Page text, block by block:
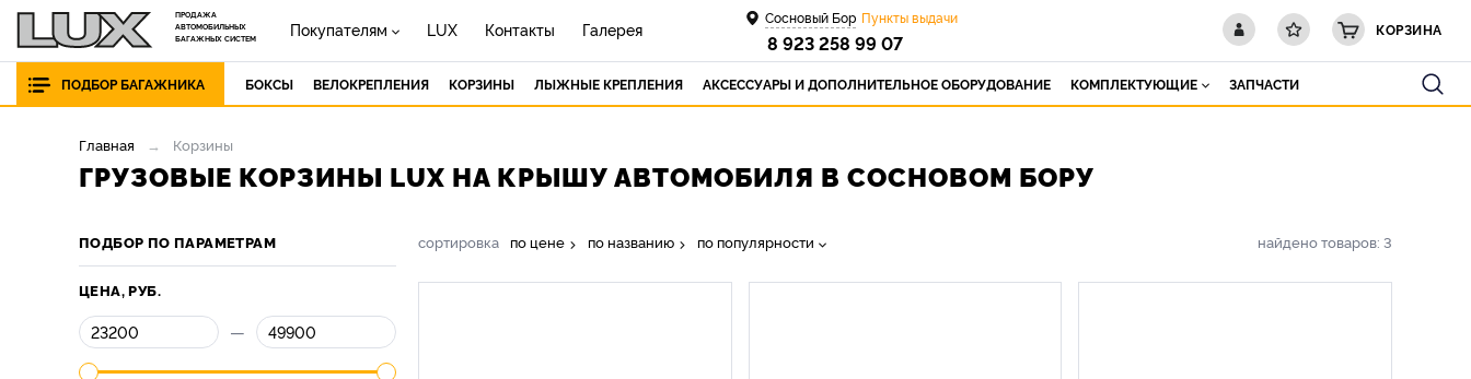
ПРОДАЖА
АВТОМОБИЛЬНЫХ
БАГАЖНЫХ СИСТЕМ
КОРЗИНА
Сосновый Бор Пункты выдачи
8 923 258 99 07
Покупателям LUX Контакты Галерея
ПОДБОР БАГАЖНИКА БОКСЫ ВЕЛОКРЕПЛЕНИЯ КОРЗИНЫ ЛЫЖНЫЕ КРЕПЛЕНИЯ АКСЕССУАРЫ И ДОПОЛНИТЕЛЬНОЕ ОБОРУДОВАНИЕ КОМПЛЕКТУЮЩИЕ ЗАПЧАСТИ
Главная Корзины
ГРУЗОВЫЕ КОРЗИНЫ LUX НА КРЫШУ АВТОМОБИЛЯ В СОСНОВОМ БОРУ
ПОДБОР ПО ПАРАМЕТРАМ
ЦЕНА, РУБ.
—
сортировка по цене по названию по популярности найдено товаров: 3